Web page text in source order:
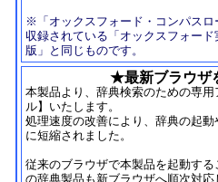
※「オックスフォード・コンパス
収録されている「オックスフォー
版」と同じものです。
★最新ブラウザ
本製品より、辞典検索のための専
ル】いたします。
処理速度の改善により、辞典の起
に短縮されました。
従来のブラウザで本製品を起動す
の辞典製品も新ブラウザへ順次対